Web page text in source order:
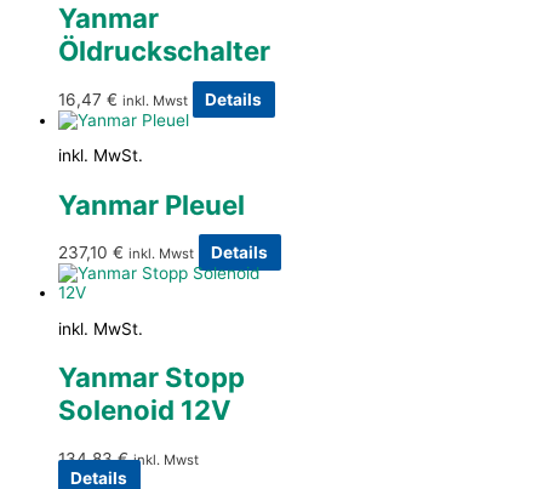
Yanmar
Öldruckschalter
16,47 € inkl. Mwst Details
inkl. MwSt.
Yanmar Pleuel
237,10 € inkl. Mwst Details
inkl. MwSt.
Yanmar Stopp
Solenoid 12V
134,83€ inkl. Mwst
Details